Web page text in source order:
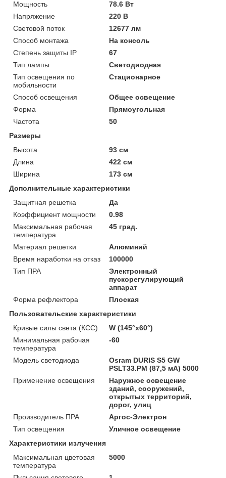
Мощность
78.6 Вт
Напряжение
220 В
Световой поток
12677 лм
Способ монтажа
На консоль
Степень защиты IP
67
Тип лампы
Светодиодная
Тип освещения по
мобильности
Стационарное
Способ освещения
Общее освещение
Форма
Прямоугольная
Частота
50
Размеры
Высота
93 см
Длина
422 см
Ширина
173 см
Дополнительные характеристики
Защитная решетка
Да
Коэффициент мощности
0.98
Максимальная рабочая
температура
45 град.
Материал решетки
Алюминий
Время наработки на отказ
100000
Тип ПРА
Электронный
пускорегулирующий
аппарат
Форма рефлектора
Плоская
Пользовательские характеристики
Кривые силы света (КСС)
W (145°х60°)
Минимальная рабочая
температура
-60
Модель светодиода
Osram DURIS S5 GW
PSLT33.PM (87,5 мА) 5000
Применение освещения
Наружное освещение
зданий, сооружений,
открытых территорий,
дорог, улиц
Производитель ПРА
Аргос-Электрон
Тип освещения
Уличное освещение
Характеристики излучения
Максимальная цветовая
температура
5000